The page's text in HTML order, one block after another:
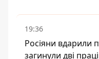
19:36
Росіяни вдарили
загинули дві